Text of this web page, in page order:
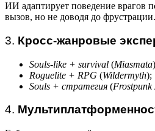
ИИ адаптирует поведение врагов
вызов, но не доводя до фрустрации.
3. Кросс-жанровые
Souls-like + survival (Miasmata
Roguelite + RPG (Wildermyth);
Souls + стратегия (Frostpunk
4.